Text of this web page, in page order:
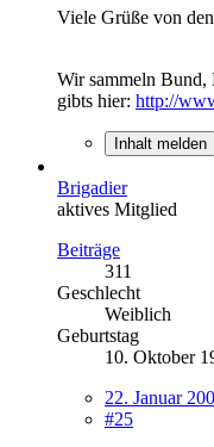
Viele Grüße von
Wir sammeln Bund,
gibts hier: http://
Inhalt melden
Brigadier
aktives Mitglied
Beiträge
311
Geschlecht
Weiblich
Geburtstag
10. Oktober
22. Januar
#25